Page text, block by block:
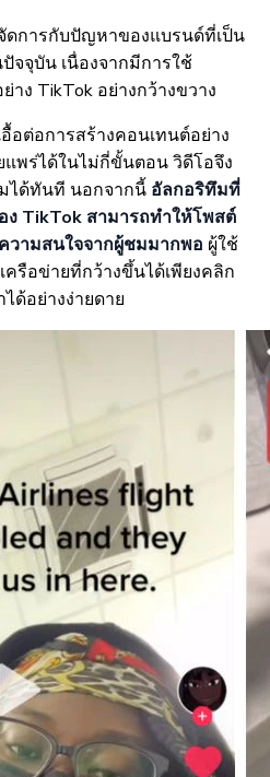
ดการกับปัญหาของแบรนด์ที่เป็น
จจุบัน เนื่องจากมีการใช้
าง TikTok อย่างกว้างขวาง
อต่อการสร้างคอนเทนต์อย่าง
แพร่ได้ในไม่กี่ขั้นตอน วิดีโอจึง
ได้ทันที นอกจากนี้ อัลกอริทึมที่
TikTok สามารถทำให้โพสต์
วามสนใจจากผู้ชมมากพอ ผู้ใช้
ครือข่ายที่กว้างขึ้นได้เพียงคลิก
ด้อย่างง่ายดาย